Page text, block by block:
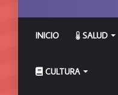
INICIO SALUD
CULTURA